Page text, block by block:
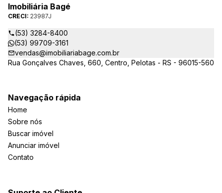
Imobiliária Bagé
CRECI: 23987J
(53) 3284-8400
(53) 99709-3161
vendas@imobiliariabage.com.br
Rua Gonçalves Chaves, 660, Centro, Pelotas - RS - 96015-560
Navegação rápida
Home
Sobre nós
Buscar imóvel
Anunciar imóvel
Contato